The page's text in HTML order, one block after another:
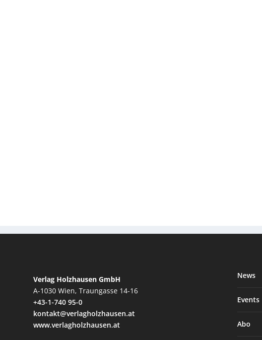
Verlag Holzhausen GmbH
A-1030 Wien, Traungasse 14-16
+43-1-740 95-0
kontakt@verlagholzhausen.at
www.verlagholzhausen.at
News
Events
Abo